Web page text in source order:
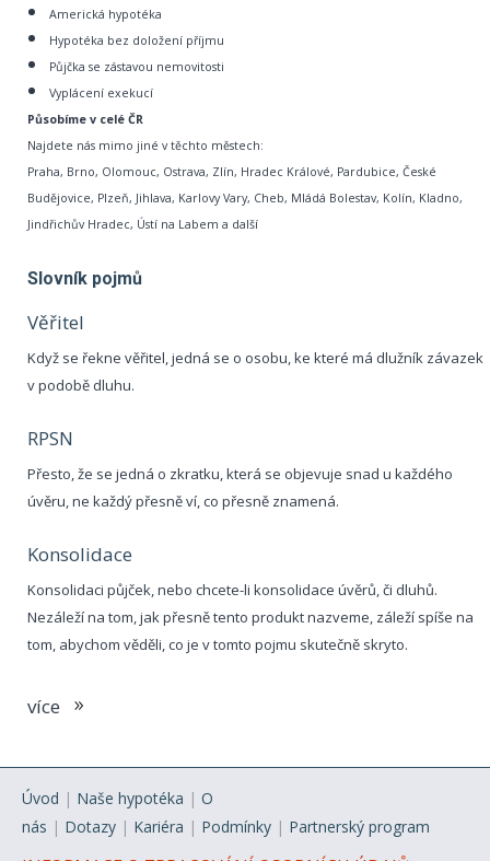
Americká hypotéka
Hypotéka bez doložení příjmu
Půjčka se zástavou nemovitosti
Vyplácení exekucí
Působíme v celé ČR
Najdete nás mimo jiné v těchto městech:
Praha, Brno, Olomouc, Ostrava, Zlín, Hradec Králové, Pardubice, České
Budějovice, Plzeň, Jihlava, Karlovy Vary, Cheb, Mládá Bolestav, Kolín, Kladno,
Jindřichův Hradec, Ústí na Labem a další
Slovník pojmů
Věřitel
Když se řekne věřitel, jedná se o osobu, ke které má dlužník závazek
v podobě dluhu.
RPSN
Přesto, že se jedná o zkratku, která se objevuje snad u každého
úvěru, ne každý přesně ví, co přesně znamená.
Konsolidace
Konsolidaci půjček, nebo chcete-li konsolidace úvěrů, či dluhů.
Nezáleží na tom, jak přesně tento produkt nazveme, záleží spíše na
tom, abychom věděli, co je v tomto pojmu skutečně skryto.
více
Úvod | Naše hypotéka | O
nás | Dotazy | Kariéra | Podmínky | Partnerský program